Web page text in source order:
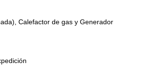
Calefactor de gas y Generador